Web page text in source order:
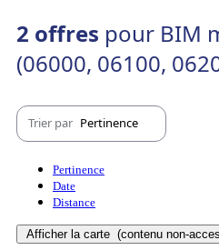
2 offres pour BIM
(06000, 06100,
Trier par Pertinence
Pertinence
Date
Distance
Afficher la carte (contenu non-